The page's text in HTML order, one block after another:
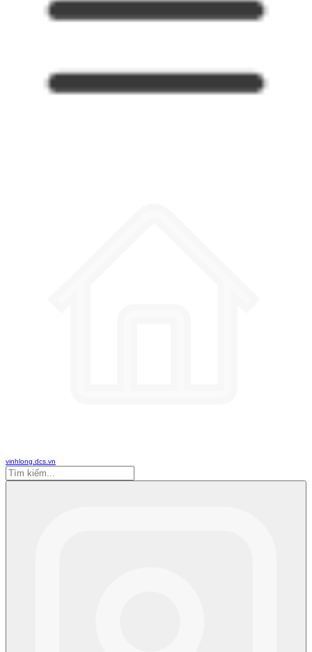
vinhlong.dcs.vn